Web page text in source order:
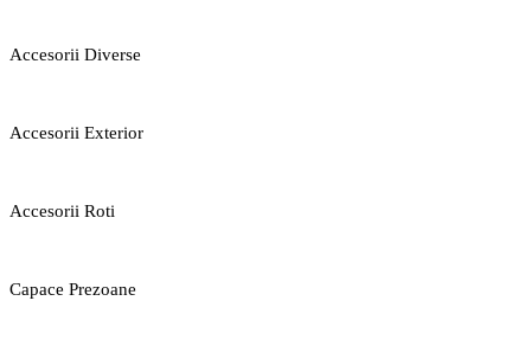
Accesorii Diverse
Accesorii Exterior
Accesorii Roti
Capace Prezoane